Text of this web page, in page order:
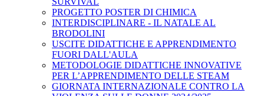
PROGETTO POSTER DI CHIMICA
INTERDISCIPLINARE - IL NATALE AL
BRODOLINI
USCITE DIDATTICHE E APPRENDIMENTO
FUORI DALL'AULA
METODOLOGIE DIDATTICHE INNOVATIVE
PER L’APPRENDIMENTO DELLE STEAM
GIORNATA INTERNAZIONALE CONTRO LA